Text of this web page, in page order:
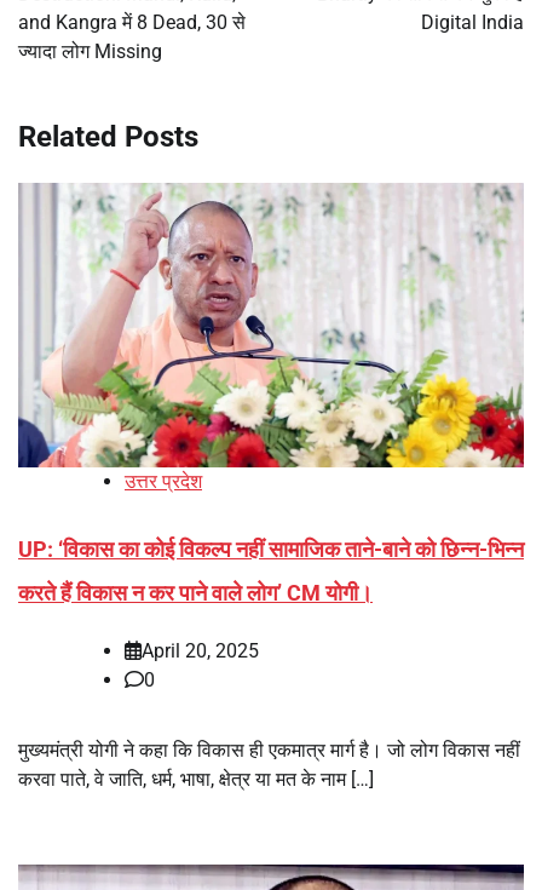
and Kangra में 8 Dead, 30 से
ज्यादा लोग Missing
Digital India
Related Posts
उत्तर प्रदेश
UP: ‘विकास का कोई विकल्प नहीं सामाजिक ताने-बाने को छिन्न-भिन्न
करते हैं विकास न कर पाने वाले लोग’ CM योगी।
April 20, 2025
0
मुख्यमंत्री योगी ने कहा कि विकास ही एकमात्र मार्ग है। जो लोग विकास नहीं
करवा पाते, वे जाति, धर्म, भाषा, क्षेत्र या मत के नाम […]